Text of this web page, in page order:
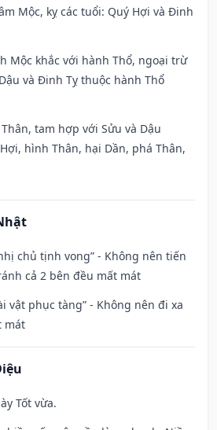
Mộc, kỵ các tuổi: Quý Hợi và Đinh
Mộc khắc với hành Thổ, ngoại trừ
và Đinh Tỵ thuộc hành Thổ
tam hợp với Sửu và Dậu
hình Thân, hại Dần, phá Thân,
chủ tịnh vong” - Không nên tiến
cả 2 bên đều mất mát
vật phục tàng” - Không nên đi xa
mát
Tốt vừa.